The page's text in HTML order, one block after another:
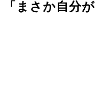
「まさか自分